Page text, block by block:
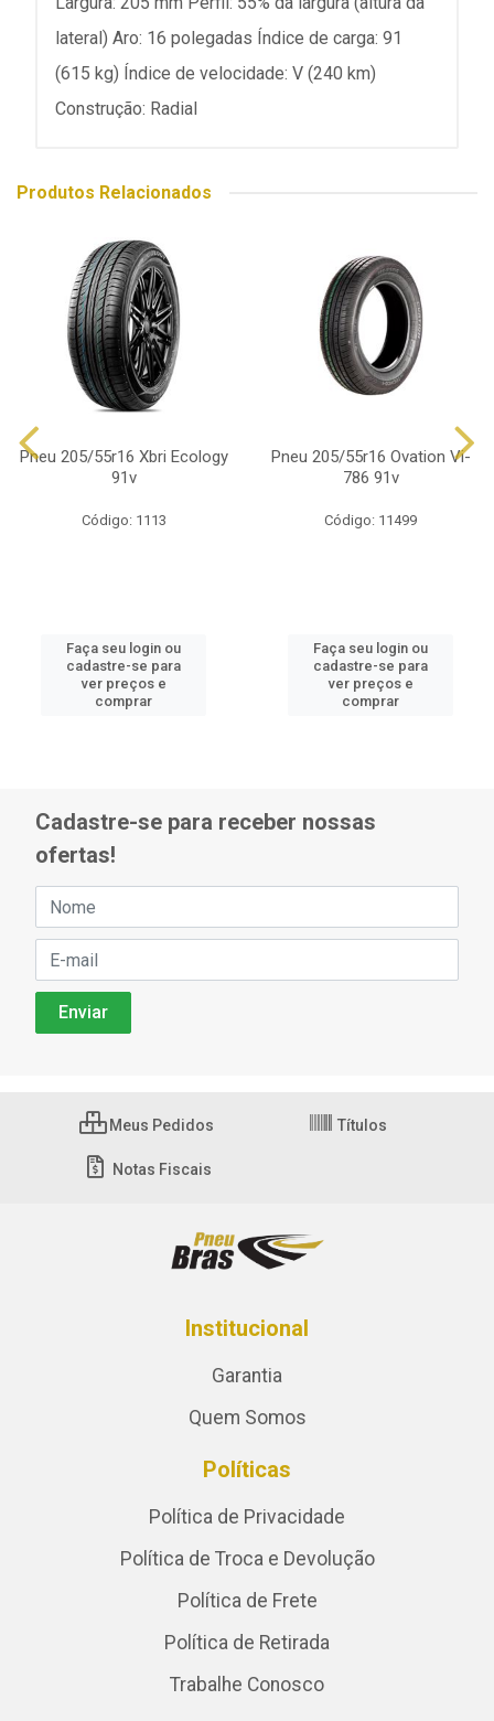
lateral) Aro: 16 polegadas Índice de carga: 91
(615 kg) Índice de velocidade: V (240 km)
Construção: Radial
Produtos Relacionados
Pneu 205/55r16 Xbri Ecology
91v
Código: 1113
Faça seu login ou
cadastre-se para
ver preços e
comprar
Pneu 205/55r16 Ovation Vi-
786 91v
Código: 11499
Faça seu login ou
cadastre-se para
ver preços e
comprar
Cadastre-se para receber nossas
ofertas!
Meus Pedidos Títulos
Notas Fiscais
Institucional
Garantia
Quem Somos
Políticas
Política de Privacidade
Política de Troca e Devolução
Política de Frete
Política de Retirada
Trabalhe Conosco